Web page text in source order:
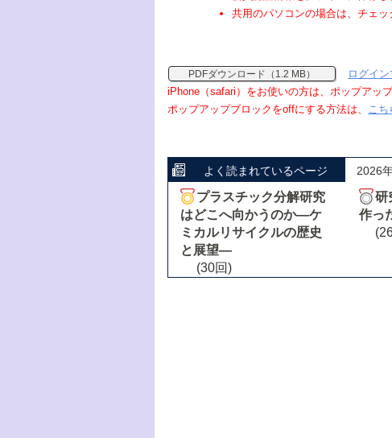
共用のパソコンの場合は、チェッ
PDFダウンロード（1.2 MB）
ログイ
iPhone（safari）をお使いの方は、ポップアッ
ポップアップブロックをoffにする方法は、 こち
よく読まれているページ 2026
プラスチック分解研究
はどこへ向かうのか―ケ
ミカルリサイクルの歴史
と展望―
(30回)
研
作っ